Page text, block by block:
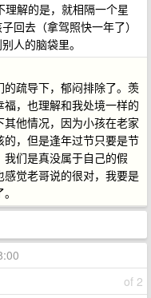
解的是，就相隔一个星
回去（拿驾照快一年了）
人的脑袋里。
疏导下，郁闷排除了。羡
，也理解和我处境一样的
他情况，因为小孩在老家
，但是逢年过节只要是节
们是真没属于自己的假
觉老哥说的很对，我要是
of 2